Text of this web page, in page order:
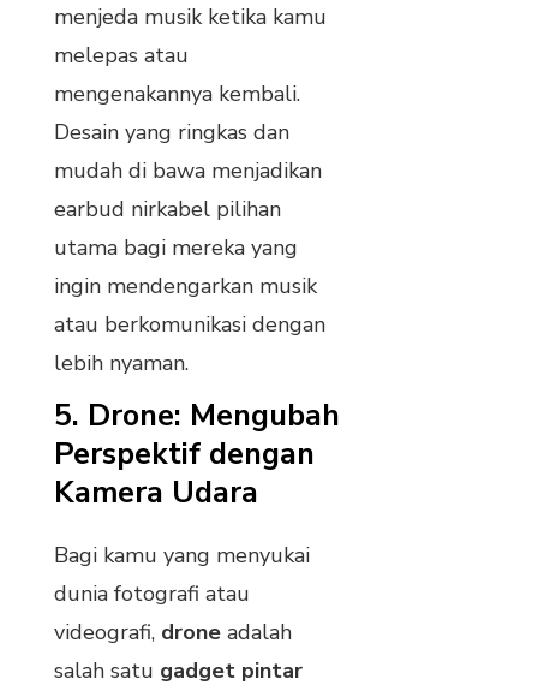
menjeda musik ketika kamu
melepas atau
mengenakannya kembali.
Desain yang ringkas dan
mudah di bawa menjadikan
earbud nirkabel pilihan
utama bagi mereka yang
ingin mendengarkan musik
atau berkomunikasi dengan
lebih nyaman.
5. Drone: Mengubah
Perspektif dengan
Kamera Udara
Bagi kamu yang menyukai
dunia fotografi atau
videografi, drone adalah
salah satu gadget pintar